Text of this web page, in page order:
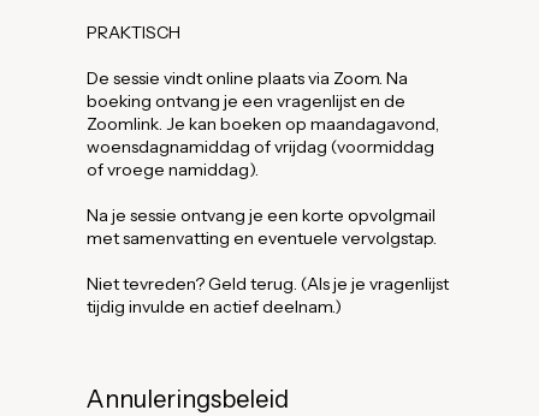
PRAKTISCH
De sessie vindt online plaats via Zoom. Na
boeking ontvang je een vragenlijst en de
Zoomlink. Je kan boeken op maandagavond,
woensdagnamiddag of vrijdag (voormiddag
of vroege namiddag).
Na je sessie ontvang je een korte opvolgmail
met samenvatting en eventuele vervolgstap.
Niet tevreden? Geld terug. (Als je je vragenlijst
tijdig invulde en actief deelnam.)
Annuleringsbeleid